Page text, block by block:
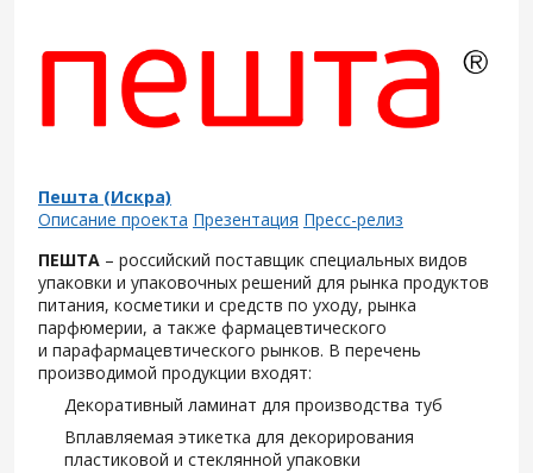
Пешта (Искра)
Описание проекта Презентация Пресс-релиз
ПЕШТА – российский поставщик специальных видов
упаковки и упаковочных решений для рынка продуктов
питания, косметики и средств по уходу, рынка
парфюмерии, а также фармацевтического
и парафармацевтического рынков. В перечень
производимой продукции входят:
Декоративный ламинат для производства туб
Вплавляемая этикетка для декорирования
пластиковой и стеклянной упаковки